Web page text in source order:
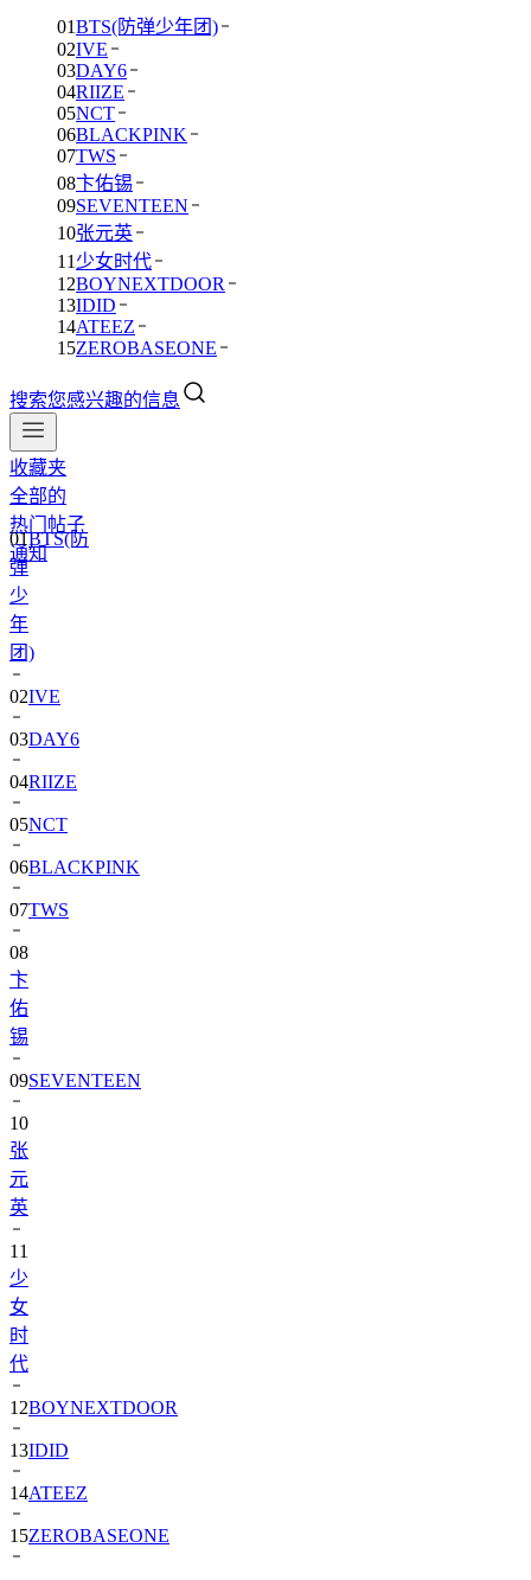
01BTS(防弹少年团)
02IVE
03DAY6
04RIIZE
05NCT
06BLACKPINK
07TWS
08卞佑锡
09SEVENTEEN
10张元英
11 少女时代
12BOYNEXTDOOR
13IDID
14ATEEZ
15ZEROBASEONE
搜索您感兴趣的信息
收藏夹
全部的
热门帖子
通知
01BTS(防
弹
少
年
团)
02IVE
03DAY6
04RIIZE
05NCT
06BLACKPINK
07TWS
08
卞
佑
锡
09
10
张
元
英
11
少
女
时
代
12
13IDID
14ATEEZ
15ZEROBASEONE